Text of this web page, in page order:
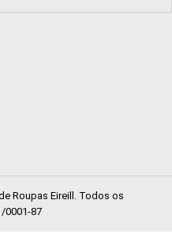
Roupas Eireill. Todos os
0001-87